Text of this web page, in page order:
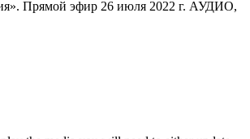
Прямой эфир 26 июля 2022 г. АУДИО,